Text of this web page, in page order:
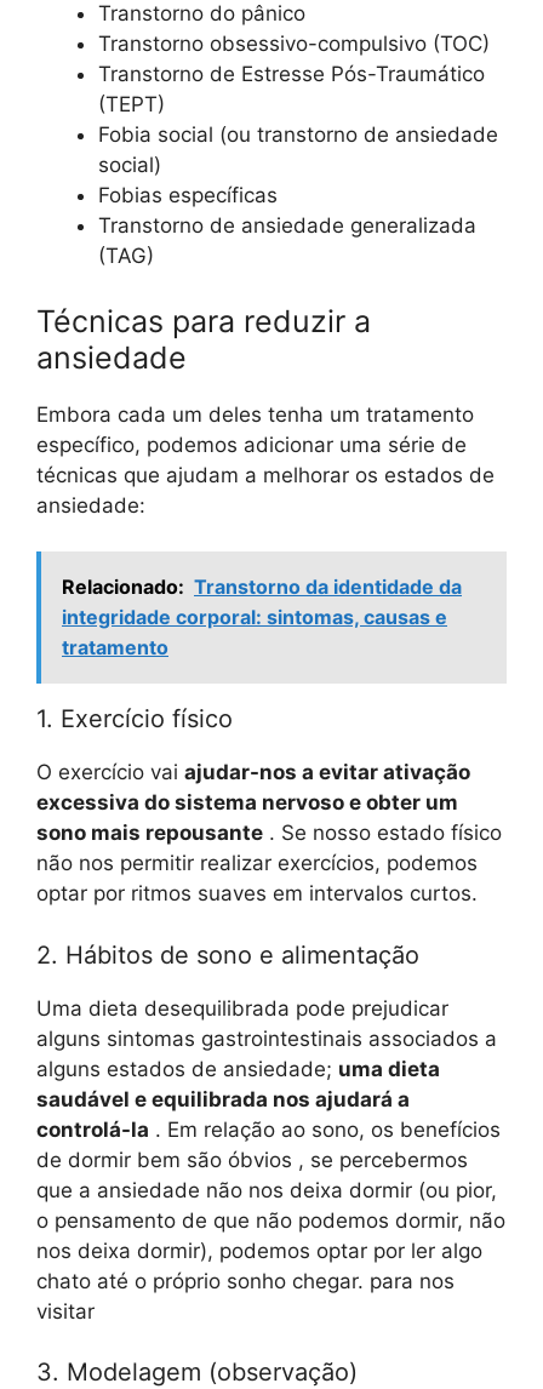
Transtorno do pânico
Transtorno obsessivo-compulsivo (TOC)
Transtorno de Estresse Pós-Traumático
(TEPT)
Fobia social (ou transtorno de ansiedade
social)
Fobias específicas
Transtorno de ansiedade generalizada
(TAG)
Técnicas para reduzir a
ansiedade
Embora cada um deles tenha um tratamento
específico, podemos adicionar uma série de
técnicas que ajudam a melhorar os estados de
ansiedade:
Relacionado: Transtorno da identidade da
integridade corporal: sintomas, causas e
tratamento
1. Exercício físico
O exercício vai ajudar-nos a evitar ativação
excessiva do sistema nervoso e obter um
sono mais repousante . Se nosso estado físico
não nos permitir realizar exercícios, podemos
optar por ritmos suaves em intervalos curtos.
2. Hábitos de sono e alimentação
Uma dieta desequilibrada pode prejudicar
alguns sintomas gastrointestinais associados a
alguns estados de ansiedade; uma dieta
saudável e equilibrada nos ajudará a
controlá-la . Em relação ao sono, os benefícios
de dormir bem são óbvios , se percebermos
que a ansiedade não nos deixa dormir (ou pior,
o pensamento de que não podemos dormir, não
nos deixa dormir), podemos optar por ler algo
chato até o próprio sonho chegar. para nos
visitar
3. Modelagem (observação)